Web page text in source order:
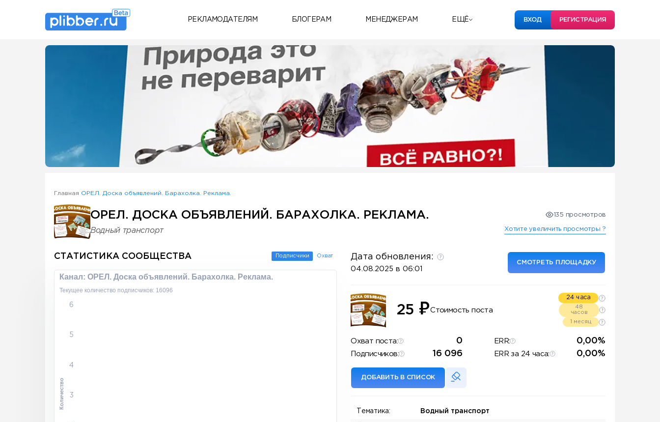
РЕКЛАМОДАТЕЛЯМ БЛОГЕРАМ МЕНЕДЖЕРАМ ЕЩЁ ВХОД РЕГИСТРАЦИЯ
Some SEO Title
Главная ОРЕЛ. Доска объявлений. Барахолка. Реклама.
ОРЕЛ. ДОСКА ОБЪЯВЛЕНИЙ. БАРАХОЛКА. РЕКЛАМА.
Водный транспорт
135 просмотров
Хотите увеличить просмотры ?
СТАТИСТИКА СООБЩЕСТВА Подписчики Охват
Канал: ОРЕЛ. Доска объявлений. Барахолка. Реклама.
Текущее количество подписчиков: 16096
6
5
4
3
Количество
Дата обновления:
04.08.2025 в 06:01
СМОТРЕТЬ ПЛОЩАДКУ
25 ₽Стоимость поста
24 часа
48
часов
1 месяц
Охват поста: 0 ERR: 0,00%
Подписчиков: 16 096 ERR за 24 часа: 0,00%
ДОБАВИТЬ В СПИСОК
Тематика: Водный транспорт